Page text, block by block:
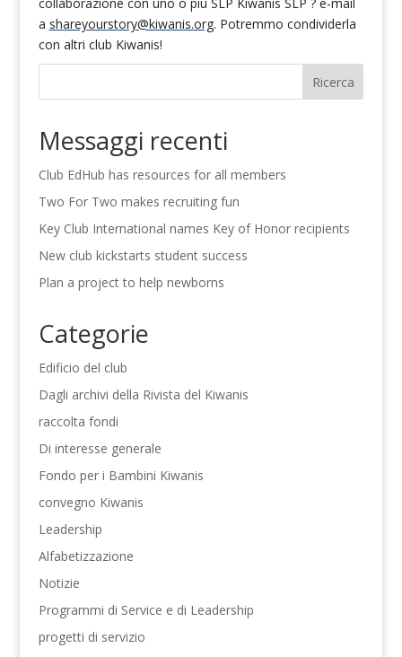
a shareyourstory@kiwanis.org. Potremmo condividerla
con altri club Kiwanis!
Ricerca
Messaggi recenti
Club EdHub has resources for all members
Two For Two makes recruiting fun
Key Club International names Key of Honor recipients
New club kickstarts student success
Plan a project to help newborns
Categorie
Edificio del club
Dagli archivi della Rivista del Kiwanis
raccolta fondi
Di interesse generale
Fondo per i Bambini Kiwanis
convegno Kiwanis
Leadership
Alfabetizzazione
Notizie
Programmi di Service e di Leadership
progetti di servizio